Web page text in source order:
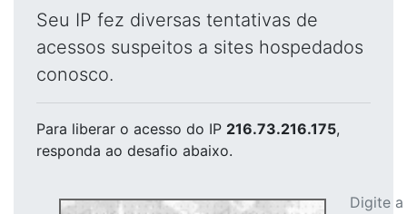
Seu IP fez diversas tentativas de
acessos suspeitos a sites hospedados
conosco.
Para liberar o acesso do IP 216.73.216.175,
responda ao desafio abaixo.
Digite